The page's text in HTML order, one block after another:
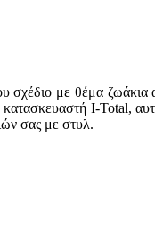
με θέμα ζωάκια
I-Total,
σας με στυλ.